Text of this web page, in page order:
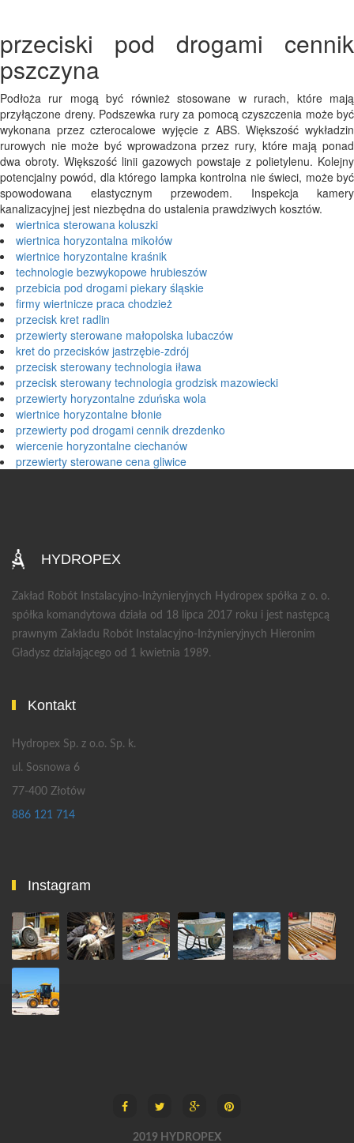
przeciski pod drogami cennik
pszczyna
Podłoża rur mogą być również stosowane w rurach, które mają
przyłączone dreny. Podszewka rury za pomocą czyszczenia może być
wykonana przez czterocalowe wyjęcie z ABS. Większość wykładzin
rurowych nie może być wprowadzona przez rury, które mają ponad
dwa obroty. Większość linii gazowych powstaje z polietylenu. Kolejny
potencjalny powód, dla którego lampka kontrolna nie świeci, może być
spowodowana elastycznym przewodem. Inspekcja kamery
kanalizacyjnej jest niezbędna do ustalenia prawdziwych kosztów.
wiertnica sterowana koluszki
wiertnica horyzontalna mikołów
wiertnice horyzontalne kraśnik
technologie bezwykopowe hrubieszów
przebicia pod drogami piekary śląskie
firmy wiertnicze praca chodzież
przecisk kret radlin
przewierty sterowane małopolska lubaczów
kret do przecisków jastrzębie-zdrój
przecisk sterowany technologia iława
przecisk sterowany technologia grodzisk mazowiecki
przewierty horyzontalne zduńska wola
wiertnice horyzontalne błonie
przewierty pod drogami cennik drezdenko
wiercenie horyzontalne ciechanów
przewierty sterowane cena gliwice
HYDROPEX
Zakład Robót Instalacyjno-Inżynieryjnych Hydropex spółka z o. o.
spółka komandytowa działa od 18 lipca 2017 roku i jest następcą
prawnym Zakładu Robót Instalacyjno-Inżynieryjnych Hieronim
Gładysz działającego od 1 kwietnia 1989.
Kontakt
Hydropex Sp. z o.o. Sp. k.
ul. Sosnowa 6
77-400 Złotów
886 121 714
Instagram
2019 HYDROPEX